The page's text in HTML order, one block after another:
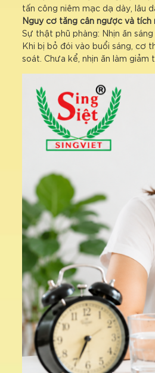
tấn công niêm mạc dạ dày, lâu
Nguy cơ tăng cân ngược và tích
Sự thật phũ phàng: Nhịn ăn
Khi bị bỏ đói vào buổi sáng, cơ
soát. Chưa kể, nhịn ăn làm